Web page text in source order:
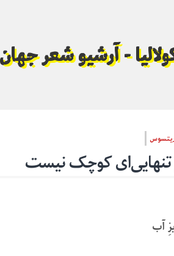
- آرشیو شعر جهان
کوچک نیست
آب